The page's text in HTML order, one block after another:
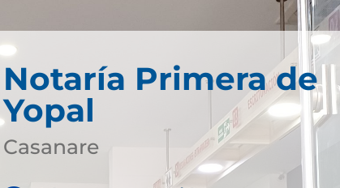
Notaría Primera de
Yopal
Casanare